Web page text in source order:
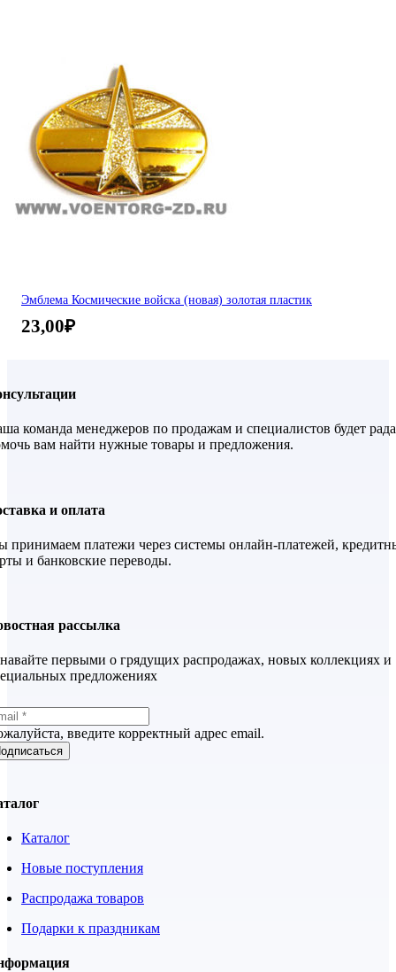
Эмблема Космические войска (новая) золотая пластик
23,00₽
команда менеджеров по продажам и специалистов будет рада
вам найти нужные товары и предложения.
и оплата
принимаем платежи через системы онлайн-платежей,
и банковские переводы.
рассылка
первыми о грядущих распродажах, новых коллекциях и
предложениях
введите корректный адрес email.
Каталог
Новые поступления
Распродажа товаров
Подарки к праздникам